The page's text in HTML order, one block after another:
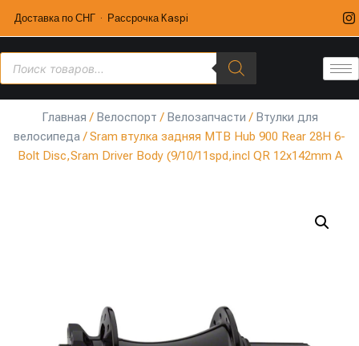
Доставка по СНГ · Рассрочка Kaspi
Главная / Велоспорт / Велозапчасти / Втулки для
велосипеда/ Sram втулка задняя MTB Hub 900 Rear 28H 6-
Bolt Disc,Sram Driver Body (9/10/11spd,incl QR 12x142mm A